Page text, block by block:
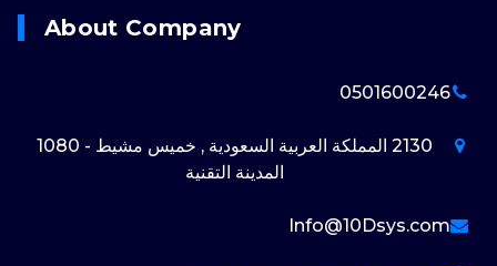
About Company
0501600246
2130 المملكة العربية السعودية , خميس مشيط - 1080
المدينة التقنية
Info@10Dsys.com